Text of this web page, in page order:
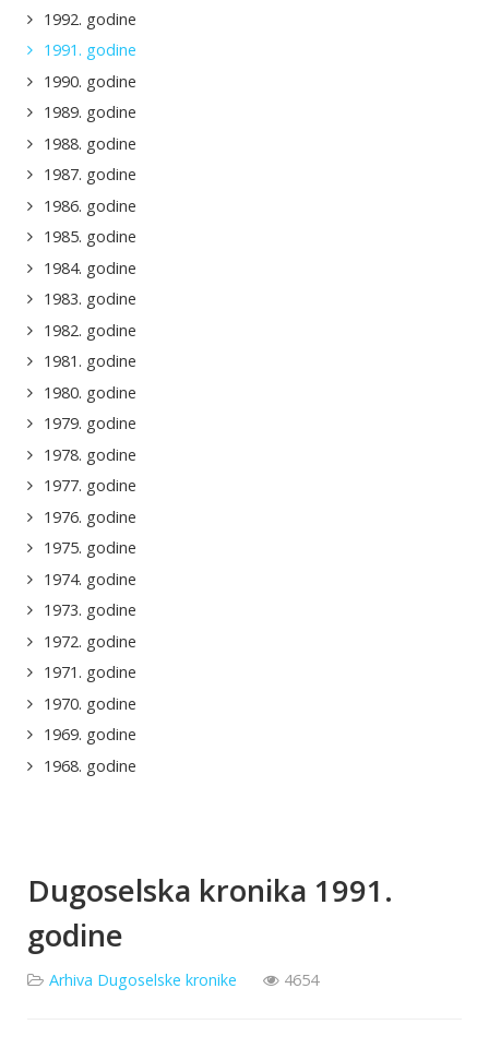
1992. godine
1991. godine
1990. godine
1989. godine
1988. godine
1987. godine
1986. godine
1985. godine
1984. godine
1983. godine
1982. godine
1981. godine
1980. godine
1979. godine
1978. godine
1977. godine
1976. godine
1975. godine
1974. godine
1973. godine
1972. godine
1971. godine
1970. godine
1969. godine
1968. godine
Dugoselska kronika 1991.
godine
Arhiva Dugoselske kronike 4654